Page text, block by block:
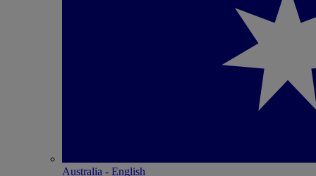
Australia - English